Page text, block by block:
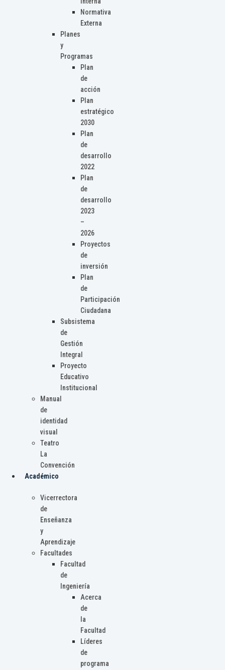
Normativa
Externa
Planes
y
Programas
Plan
de
acción
Plan
estratégico
2030
Plan
de
desarrollo
2022
Plan
de
desarrollo
2023
–
2026
Proyectos
de
inversión
Plan
de
Participación
Ciudadana
Subsistema
de
Gestión
Integral
Proyecto
Educativo
Institucional
Manual
de
identidad
visual
Teatro
La
Convención
Académico
Vicerrectora
de
Enseñanza
y
Aprendizaje
Facultades
Facultad
de
Ingeniería
Acerca
de
la
Facultad
Líderes
de
programa